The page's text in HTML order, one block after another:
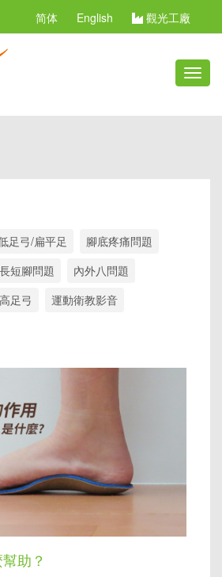
简体 English 觀光工廠
切
選
足弓/扁平足
腳底疼痛問題
長短腳問題
內外八問題
高足弓
運動衛教影音
助？